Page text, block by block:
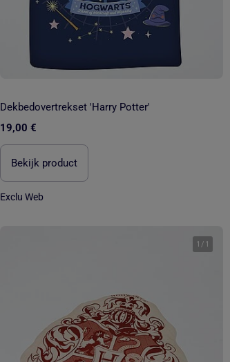
Dekbedovertrekset 'Harry Potter'
19,00 €
Bekijk product
Exclu Web
1 / 1